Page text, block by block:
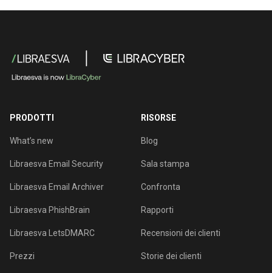
PRODOTTI
What’s new
Libraesva Email Security
Libraesva Email Archiver
Libraesva PhishBrain
Libraesva LetsDMARC
Prezzi
RISORSE
Blog
Sala stampa
Confronta
Rapporti
Recensioni dei clienti
Storie dei clienti